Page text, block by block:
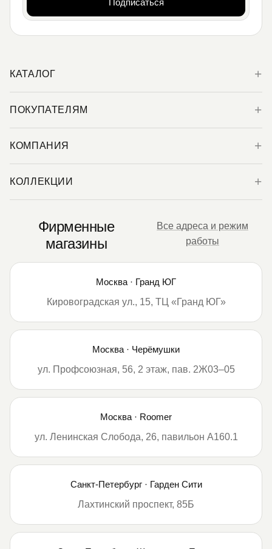
Подписаться
КАТАЛОГ
ПОКУПАТЕЛЯМ
КОМПАНИЯ
КОЛЛЕКЦИИ
Фирменные
магазины
Все адреса и режим
работы
Москва · Гранд ЮГ
Кировоградская ул., 15, ТЦ «Гранд ЮГ»
Москва · Черёмушки
ул. Профсоюзная, 56, 2 этаж, пав. 2Ж03–05
Москва · Roomer
ул. Ленинская Слобода, 26, павильон А160.1
Санкт-Петербург · Гарден Сити
Лахтинский проспект, 85Б